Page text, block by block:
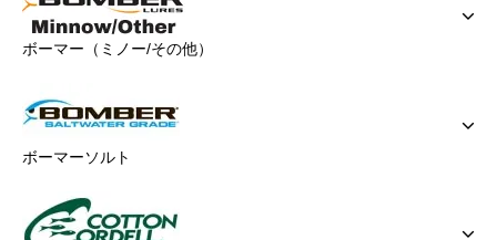
ボーマー（ミノー/その他）
ボーマーソルト